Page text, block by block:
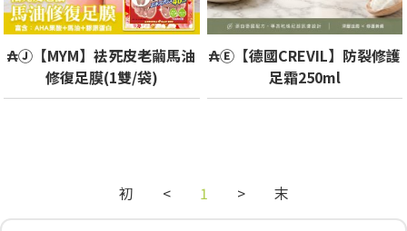
₳Ⓙ【MYM】袪死皮老繭馬油
修復足膜(1雙/袋)
₳Ⓔ【德國CREVIL】防裂修護
足霜250ml
初 < 1 > 末